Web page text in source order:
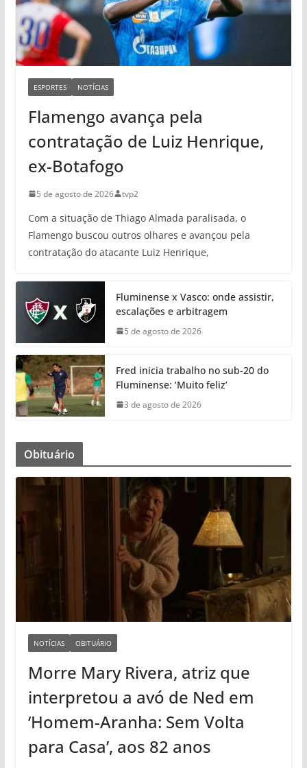
ESPORTES NOTÍCIAS
Flamengo avança pela
contratação de Luiz Henrique,
ex-Botafogo
5 de agosto de 2026 tvp2
Com a situação de Thiago Almada paralisada, o
Flamengo buscou outros olhares e avançou pela
contratação do atacante Luiz Henrique,
Fluminense x Vasco: onde assistir,
escalações e arbitragem
5 de agosto de 2026
Fred inicia trabalho no sub-20 do
Fluminense: ‘Muito feliz’
3 de agosto de 2026
Obituário
NOTÍCIAS OBITUÁRIO
Morre Mary Rivera, atriz que
interpretou a avó de Ned em
‘Homem-Aranha: Sem Volta
para Casa’, aos 82 anos